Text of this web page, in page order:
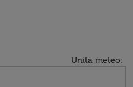
Unità meteo: